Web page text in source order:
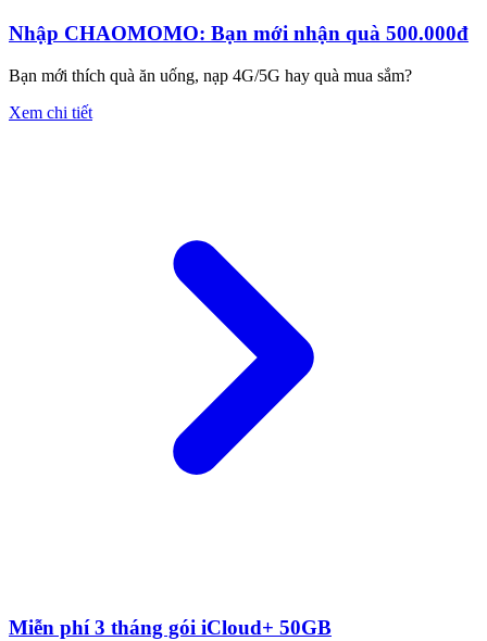
Nhập CHAOMOMO: Bạn mới nhận quà 500.000đ
Bạn mới thích quà ăn uống, nạp 4G/5G hay quà mua sắm?
Xem chi tiết
Miễn phí 3 tháng gói iCloud+ 50GB